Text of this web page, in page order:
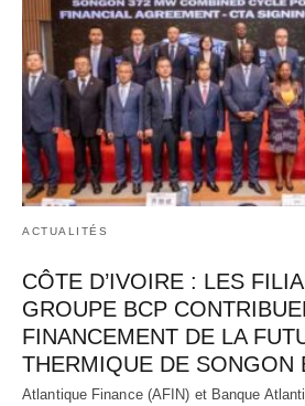
ACTUALITÉS
CÔTE D’IVOIRE : LES
GROUPE BCP
FINANCEMENT DE LA
THERMIQUE DE SONGON
Atlantique Finance (AFIN) et Banque